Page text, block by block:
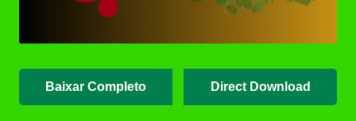
Baixar Completo Direct Download